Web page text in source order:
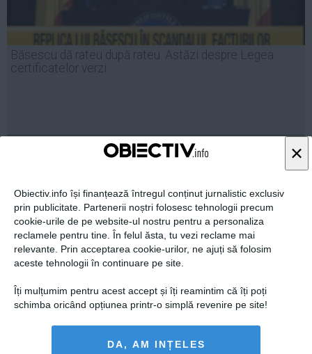
×
Obiectiv.info își finanțează întregul conținut jurnalistic exclusiv
prin publicitate. Partenerii noștri folosesc tehnologii precum
cookie-urile de pe website-ul nostru pentru a personaliza
reclamele pentru tine. În felul ăsta, tu vezi reclame mai
relevante. Prin acceptarea cookie-urilor, ne ajuți să folosim
aceste tehnologii în continuare pe site.
Îți mulțumim pentru acest accept și îți reamintim că îți poți
schimba oricând opțiunea printr-o simplă revenire pe site!
DA, AM INȚELES
Băsescu dă rateu după rateu. Astăzi despre Legea
certificatelor verzi